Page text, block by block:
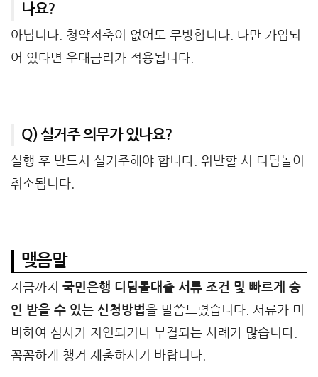
나요?
아닙니다. 청약저축이 없어도 무방합니다. 다만 가입되
어 있다면 우대금리가 적용됩니다.
Q) 실거주 의무가 있나요?
실행 후 반드시 실거주해야 합니다. 위반할 시 디딤돌이
취소됩니다.
맺음말
지금까지 국민은행 디딤돌대출 서류 조건 및 빠르게 승
인 받을 수 있는 신청방법을 말씀드렸습니다. 서류가 미
비하여 심사가 지연되거나 부결되는 사례가 많습니다.
꼼꼼하게 챙겨 제출하시기 바랍니다.